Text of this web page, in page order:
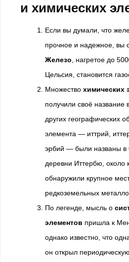
и химических
Если вы думали, что
прочное и надежное, вы
Железо , нагретое до
Цельсия, становится
Множество химических
получили своё название
других географических
элемента — иттрий,
эрбий — были названы в
деревни Иттербю, около
обнаружили крупное
редкоземельных
По легенде, мысль о
элементов пришла к
однако известно, что
он открыл